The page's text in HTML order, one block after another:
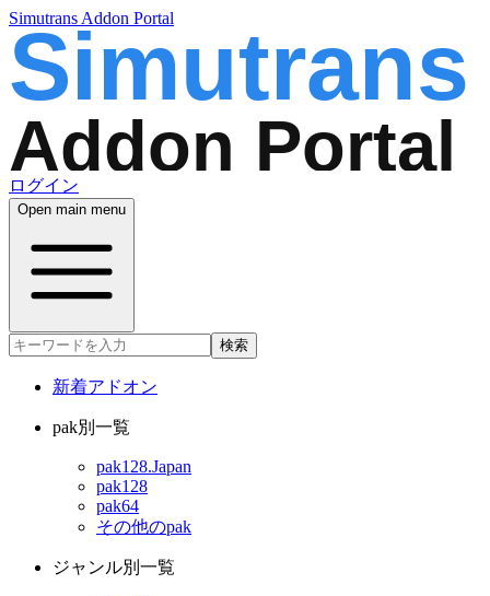
Simutrans Addon Portal
ログイン
Open main menu
検索
新着アドオン
pak別一覧
pak128.Japan
pak128
pak64
その他のpak
ジャンル別一覧